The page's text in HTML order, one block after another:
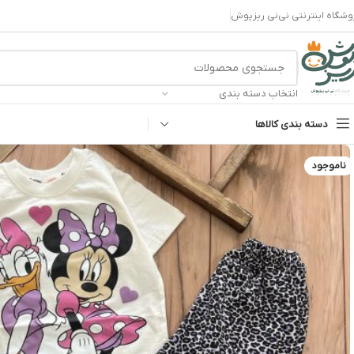
اینترنتی نی‌نی ریزپوش
انتخاب دسته بندی
دسته بندی کالاها
ناموجود